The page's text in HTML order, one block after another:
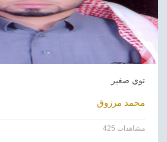
توي صغير
محمد مرزوق
425 مشاهدات